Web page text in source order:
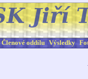
Členové oddílu Výsledky